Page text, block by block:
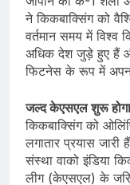
ने किकबाक्सिंग को
वर्तमान समय में
अधिक देश जुड़े हुए हैं
फिटनेस के रूप में
जल्‍द केएसएल शुरू होगा
किकबाक्सिंग को
लगातार प्रयास
संस्था वाको इंडिया
लीग (केएसएल) के